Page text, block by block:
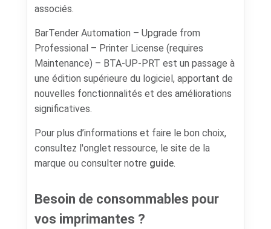
associés.
BarTender Automation – Upgrade from
Professional – Printer License (requires
Maintenance) – BTA-UP-PRT est un passage à
une édition supérieure du logiciel, apportant de
nouvelles fonctionnalités et des améliorations
significatives.
Pour plus d’informations et faire le bon choix,
consultez l'onglet ressource, le site de la
marque ou consulter notre guide.
Besoin de consommables pour
vos imprimantes ?